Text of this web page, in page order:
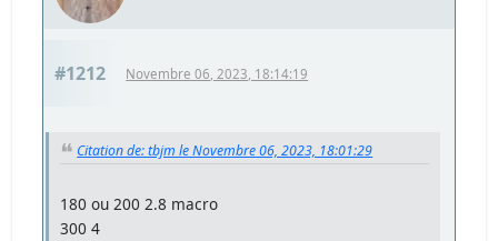
#1212 Novembre 06, 2023, 18:14:19
Citation de: tbjm le Novembre 06, 2023, 18:01:29
180 ou 200 2.8 macro
300 4